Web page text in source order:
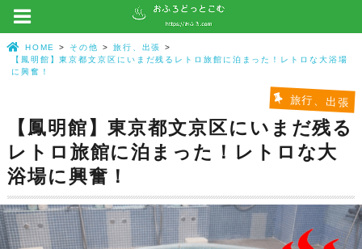
HOME その他
旅行、出張
【鳳明館】東京都文京区にいまだ残るレトロ旅館に泊まった！レトロな大浴場
に興奮！
旅行、出張
【鳳明館】東京都文京区にいまだ残る
レトロ旅館に泊まった！レトロな大
浴場に興奮！